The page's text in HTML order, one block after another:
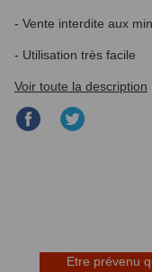
- Vente interdite aux
- Utilisation très facile
Voir toute la description
Partager
Etre prévenu